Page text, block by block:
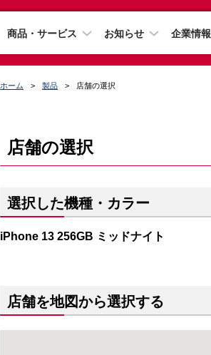
商品・サービス お知らせ 企業情報
ホーム 製品 店舗の選択
店舗の選択
選択した機種・カラー
iPhone 13 256GB ミッドナイト
店舗を地図から選択する